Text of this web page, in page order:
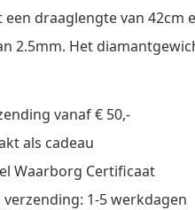
draaglengte van 42cm
2.5mm. Het
vanaf € 50,-
als cadeau
Waarborg Certificaat
1-5 werkdagen